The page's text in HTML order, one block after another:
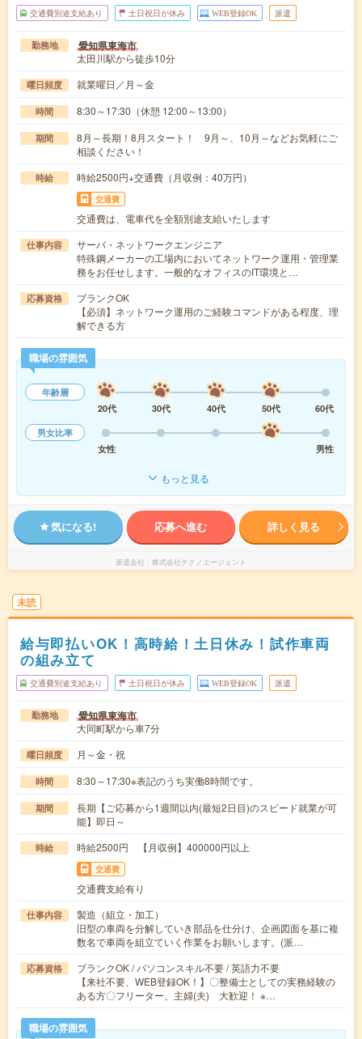
交通費別途支給あり 土日祝日が休み WEB登録OK 派遣
勤務地 愛知県東海市
太田川駅から徒歩10分
曜日頻度 就業曜日／月～金
時間 8:30～17:30（休憩 12:00～13:00）
期間
8月～長期！8月スタート！ 9月～、10月～などお気軽にご
相談ください！
時給 時給2500円+交通費（月収例：40万円）
交通費
交通費は、電車代を全額別途支給いたします
仕事内容
サーバ・ネットワークエンジニア
特殊鋼メーカーの工場内においてネットワーク運用・管理業
務をお任せします。一般的なオフィスのIT環境と…
応募資格
ブランクOK
【必須】ネットワーク運用のご経験コマンドがある程度、理
解できる方
職場の雰囲気
年齢層
20代
30代 40代 50代
60代
男女比率
女性
男性
もっと見る
気になる! 応募へ進む 詳しく見る
派遣会社 株式会社テクノエージェント
未読
給与即払いOK！高時給！土日休み！試作車両
の組み立て
交通費別途支給あり 土日祝日が休み WEB登録OK 派遣
勤務地 愛知県東海市
大同町駅から車7分
曜日頻度 月～金・祝
時間 8:30～17:30※表記のうち実働8時間です。
期間
長期【ご応募から1週間以内(最短2日目)のスピード就業が可
能】即日～
時給 時給2500円 【月収例】400000円以上
交通費
交通費支給有り
仕事内容
製造（組立・加工）
旧型の車両を分解していき部品を仕分け、企画図面を基に複
数名で車両を組立ていく作業をお願いします。(派…
応募資格
ブランクOK / パソコンスキル不要 / 英語力不要
【来社不要、WEB登録OK！】〇整備士としての実務経験の
ある方〇フリーター、主婦(夫) 大歓迎！ ※…
職場の雰囲気